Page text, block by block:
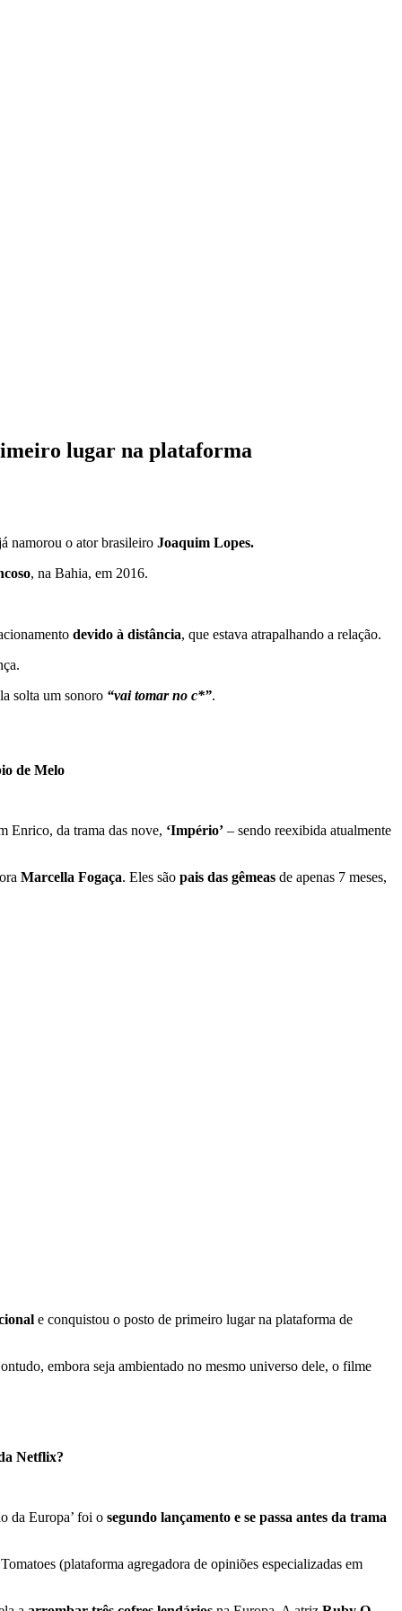
lugar na plataforma
namorou o ator brasileiro Joaquim Lopes.
, na Bahia, em 2016.
devido à distância, que estava atrapalhando a relação.
solta um sonoro “vai tomar no c*”.
de Melo
Enrico, da trama das nove, ‘Império’ – sendo reexibida atualmente
Marcella Fogaça. Eles são pais das gêmeas de apenas 7 meses,
e conquistou o posto de primeiro lugar na plataforma de
embora seja ambientado no mesmo universo dele, o filme
Netflix?
da Europa’ foi o segundo lançamento e se passa antes da trama
(plataforma agregadora de opiniões especializadas em